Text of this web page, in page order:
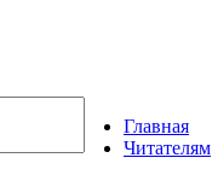
Главная
Читателям